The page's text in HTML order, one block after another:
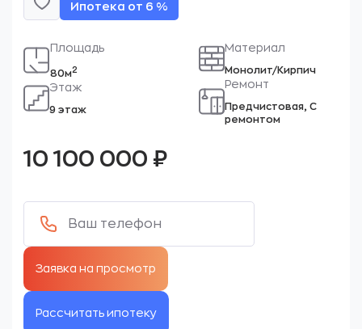
Ипотека от 6 %
Площадь
80м2
Этаж
9 этаж
Материал
Монолит/Кирпич
Ремонт
Предчистовая, С
ремонтом
10 100 000 ₽
Рассчитать ипотеку